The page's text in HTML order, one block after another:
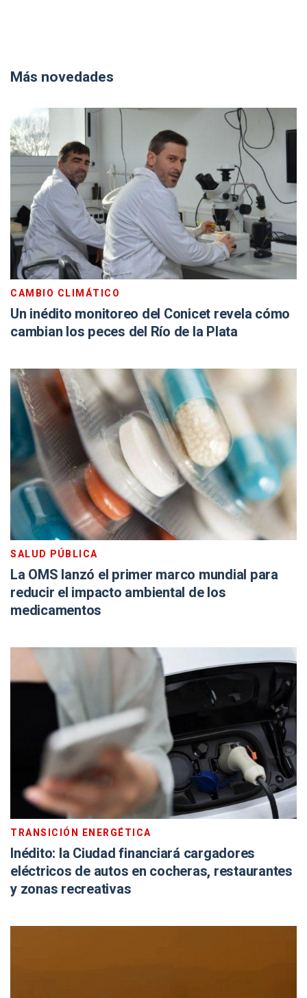
Más novedades
CAMBIO CLIMÁTICO
Un inédito monitoreo del Conicet revela cómo
cambian los peces del Río de la Plata
SALUD PÚBLICA
La OMS lanzó el primer marco mundial para
reducir el impacto ambiental de los
medicamentos
TRANSICIÓN ENERGÉTICA
Inédito: la Ciudad financiará cargadores
eléctricos de autos en cocheras, restaurantes
y zonas recreativas